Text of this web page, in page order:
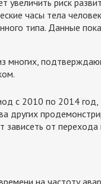
риск
часы тела
типа. Данные
многих,
с 2010 по 2014
других
от